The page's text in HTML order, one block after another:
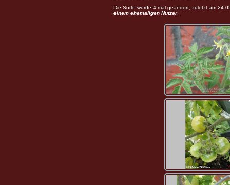
Die Sorte wurde 4 mal geändert, zuletzt am
einem ehemaligen Nutzer.